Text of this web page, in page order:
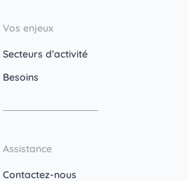
Vos enjeux
Secteurs d’activité
Besoins
Assistance
Contactez-nous